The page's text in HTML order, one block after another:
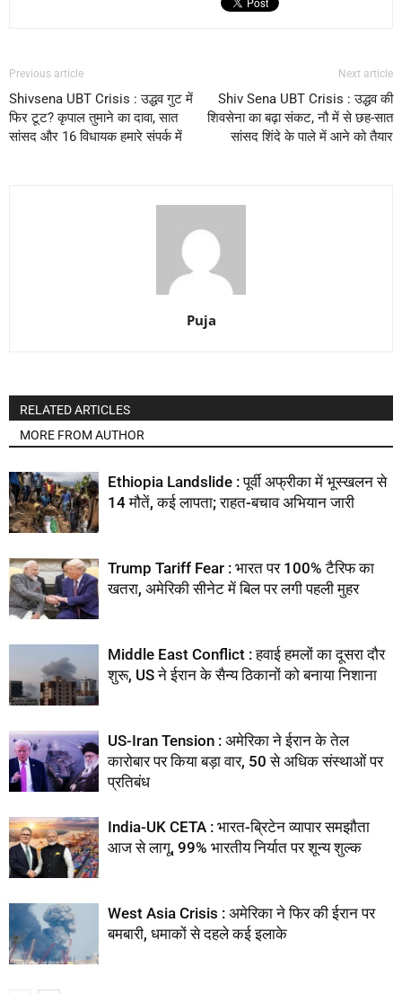
Previous article
Shivsena UBT Crisis : उद्धव गुट में
फिर टूट? कृपाल तुमाने का दावा, सात
सांसद और 16 विधायक हमारे संपर्क में
Next article
Shiv Sena UBT Crisis : उद्धव की
शिवसेना का बढ़ा संकट, नौ में से छह-सात
सांसद शिंदे के पाले में आने को तैयार
Puja
RELATED ARTICLES
MORE FROM AUTHOR
Ethiopia Landslide : पूर्वी अफ्रीका में भूस्खलन से
14 मौतें, कई लापता; राहत-बचाव अभियान जारी
Trump Tariff Fear : भारत पर 100% टैरिफ का
खतरा, अमेरिकी सीनेट में बिल पर लगी पहली मुहर
Middle East Conflict : हवाई हमलों का दूसरा दौर
शुरू, US ने ईरान के सैन्य ठिकानों को बनाया निशाना
US-Iran Tension : अमेरिका ने ईरान के तेल
कारोबार पर किया बड़ा वार, 50 से अधिक संस्थाओं पर
प्रतिबंध
India-UK CETA : भारत-ब्रिटेन व्यापार समझौता
आज से लागू, 99% भारतीय निर्यात पर शून्य शुल्क
West Asia Crisis : अमेरिका ने फिर की ईरान पर
बमबारी, धमाकों से दहले कई इलाके